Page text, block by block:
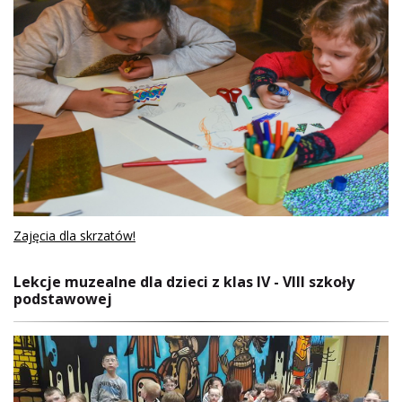
Zajęcia dla skrzatów!
Lekcje muzealne dla dzieci z klas IV - VIII szkoły
podstawowej